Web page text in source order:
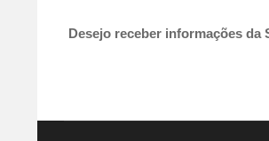
Desejo receber informações da